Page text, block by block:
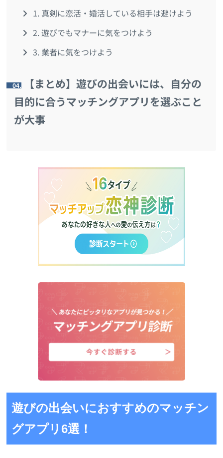
1. 真剣に恋活・婚活している相手は避けよう
2. 遊びでもマナーに気をつけよう
3. 業者に気をつけよう
4.
【まとめ】遊びの出会いには、自分の
目的に合うマッチングアプリを選ぶこと
が大事
遊びの出会いにおすすめのマッチン
グアプリ6選！